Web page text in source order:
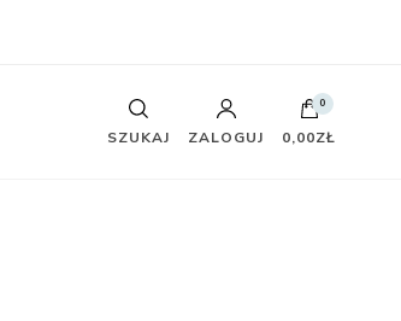
SZUKAJ ZALOGUJ
0
0,00ZŁ